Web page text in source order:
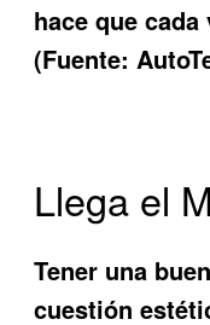
hace que
(Fuente:
Llega el
Tener una
cuestión